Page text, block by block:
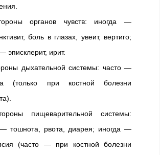
органов чувств: иногда —
боль в глазах, увеит, вертиго;
эписклерит, ирит.
дыхательной системы: часто —
(только при костной болезни
пищеварительной системы:
тошнота, рвота, диарея; иногда —
(часто — при костной болезни